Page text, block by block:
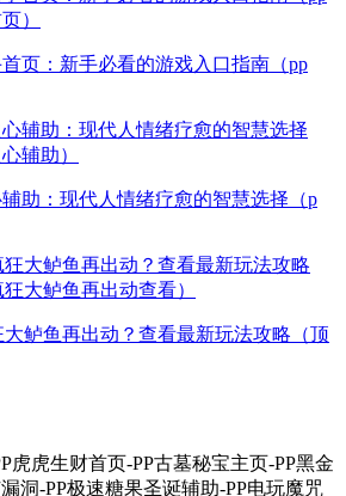
页：新手必看的游戏入口指南（pp
助：现代人情绪疗愈的智慧选择（p
大鲈鱼再出动？查看最新玩法攻略（顶
虎虎生财首页-PP古墓秘宝主页-PP黑金
洞-PP极速糖果圣诞辅助-PP电玩魔咒